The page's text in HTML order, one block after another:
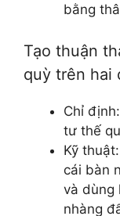
bằng
Tạo thuận
quỳ trên hai
Chỉ
tư thế
Kỹ
cái bàn
và dùng
nhàng